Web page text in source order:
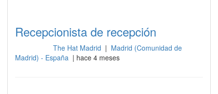
Recepcionista de recepción
The Hat Madrid | Madrid (Comunidad de
Madrid) - España | hace 4 meses